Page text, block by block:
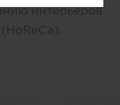
интерьеров